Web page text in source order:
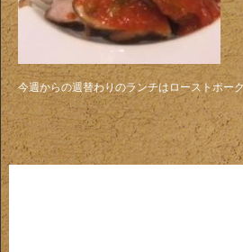
今週からの週替わりのランチはローストポー